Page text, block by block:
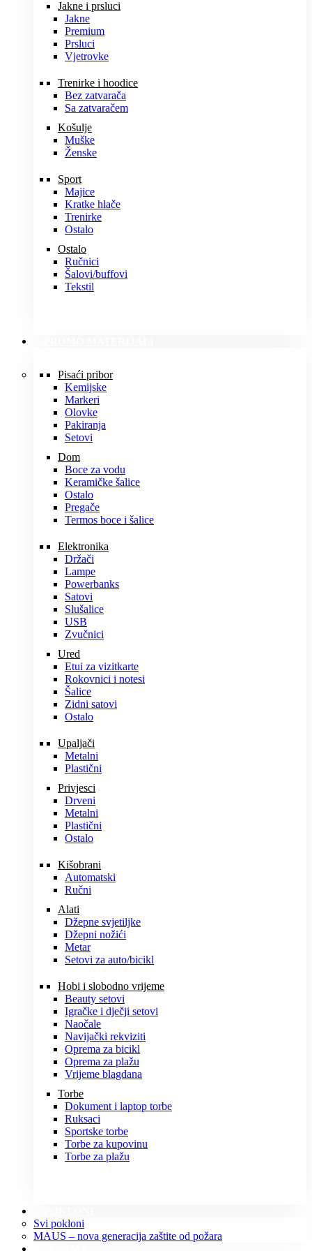
Jakne i prsluci
Jakne
Premium
Prsluci
Vjetrovke
Trenirke i hoodice
Bez zatvarača
Sa zatvaračem
Košulje
Muške
Ženske
Sport
Majice
Kratke hlače
Trenirke
Ostalo
Ostalo
Ručnici
Šalovi/buffovi
Tekstil
Pisaći pribor
Kemijske
Markeri
Olovke
Pakiranja
Setovi
Dom
Boce za vodu
Keramičke šalice
Ostalo
Pregače
Termos boce i šalice
Elektronika
Držači
Lampe
Powerbanks
Satovi
Slušalice
USB
Zvučnici
Ured
Etui za vizitkarte
Rokovnici i notesi
Šalice
Zidni satovi
Ostalo
Upaljači
Metalni
Plastični
Privjesci
Drveni
Metalni
Plastični
Ostalo
Kišobrani
Automatski
Ručni
Alati
Džepne svjetiljke
Džepni nožići
Metar
Setovi za auto/bicikl
Hobi i slobodno vrijeme
Beauty setovi
Igračke i dječji setovi
Naočale
Navijački rekviziti
Oprema za bicikl
Oprema za plažu
Vrijeme blagdana
Torbe
Dokument i laptop torbe
Ruksaci
Sportske torbe
Torbe za kupovinu
Torbe za plažu
Svi pokloni
MAUS – nova generacija zaštite od požara